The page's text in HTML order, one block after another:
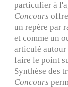
particulier à
Concours
un repère par
et comme un
articulé autour
faire le point
Synthèse des
Concours